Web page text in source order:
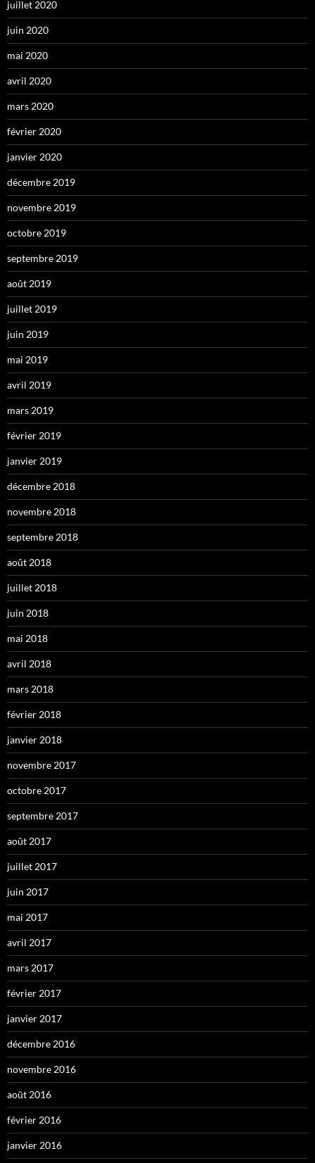
juillet 2020
juin 2020
mai 2020
avril 2020
mars 2020
février 2020
janvier 2020
décembre 2019
novembre 2019
octobre 2019
septembre 2019
août 2019
juillet 2019
juin 2019
mai 2019
avril 2019
mars 2019
février 2019
janvier 2019
décembre 2018
novembre 2018
septembre 2018
août 2018
juillet 2018
juin 2018
mai 2018
avril 2018
mars 2018
février 2018
janvier 2018
novembre 2017
octobre 2017
septembre 2017
août 2017
juillet 2017
juin 2017
mai 2017
avril 2017
mars 2017
février 2017
janvier 2017
décembre 2016
novembre 2016
août 2016
février 2016
janvier 2016